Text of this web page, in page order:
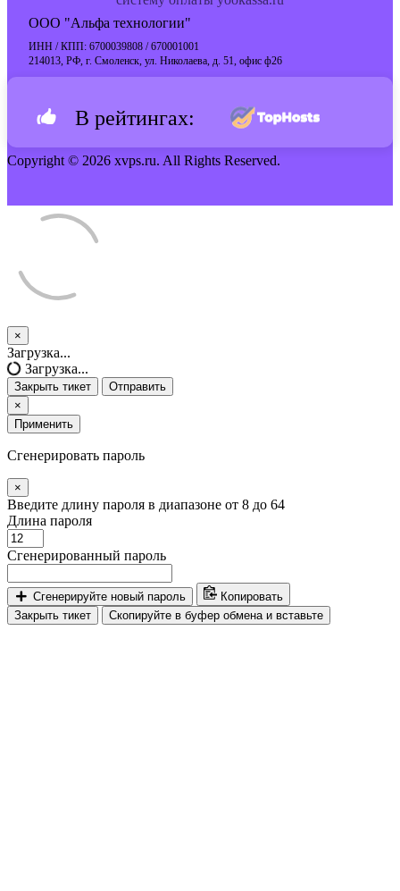
ООО "Альфа технологии"
ИНН / КПП: 6700039808 / 670001001
214013, РФ, г. Смоленск, ул. Николаева, д. 51, офис ф26
В рейтингах:
Copyright © 2026 xvps.ru. All Rights Reserved.
×
Закрыть
тикет
Загрузка...
Загрузка...
Закрыть тикет
Отправить
×
Применить
Сгенерировать пароль
×
Введите длину пароля в диапазоне от 8 до 64
Длина пароля
Сгенерированный пароль
Сгенерируйте новый пароль
Копировать
Закрыть тикет
Скопируйте в буфер обмена и вставьте